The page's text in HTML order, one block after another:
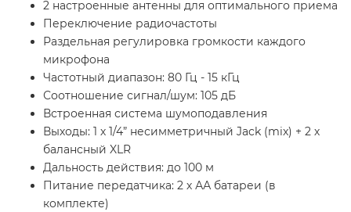
2 настроенные антенны для оптимального приема
Переключение радиочастоты
Раздельная регулировка громкости каждого
микрофона
Частотный диапазон: 80 Гц - 15 кГц
Соотношение сигнал/шум: 105 дБ
Встроенная система шумоподавления
Выходы: 1 х 1/4” несимметричный Jack (mix) + 2 х
балансный XLR
Дальность действия: до 100 м
Питание передатчика: 2 х АА батареи (в
комплекте)